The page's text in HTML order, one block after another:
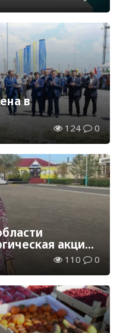
в
станция
124 0
акция
110 0